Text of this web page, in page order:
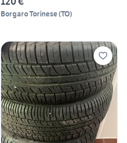
Borgaro Torinese(TO)